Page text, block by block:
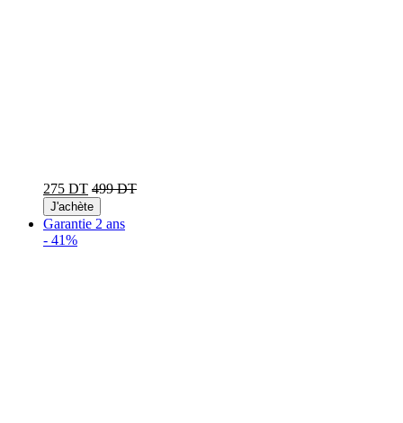
275 DT 499 DT
J'achète
Garantie 2 ans
- 41%